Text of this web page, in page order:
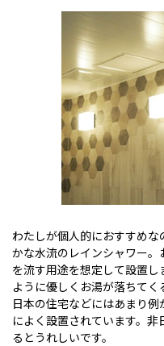
わたしが個人的におすすめ
かな水流のレインシャワー
を流す用途を想定して設置
ように優しくお湯が落ちてく
日本の住宅などにはあまり
によく設置されています。
るとうれしいです。